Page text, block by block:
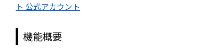
ト 公式アカウント
機能概要